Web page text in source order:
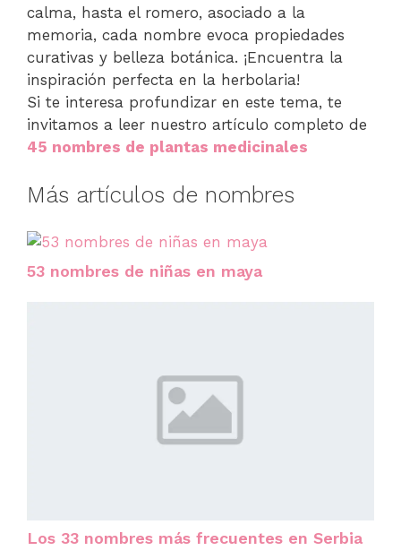
calma, hasta el romero, asociado a la
memoria, cada nombre evoca propiedades
curativas y belleza botánica. ¡Encuentra la
inspiración perfecta en la herbolaria!
Si te interesa profundizar en este tema, te
invitamos a leer nuestro artículo completo de
45 nombres de plantas medicinales
Más artículos de nombres
53 nombres de niñas en maya
Los 33 nombres más frecuentes en Serbia